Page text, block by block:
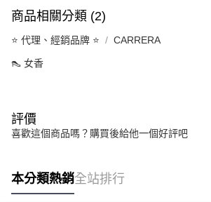
商品相關分類 (2)
⭐️ 代理、經銷品牌 ⭐️ CARRERA
👠 女香
評價
喜歡這個商品嗎？購買後給他一個好評吧
本分類熱銷全站排行